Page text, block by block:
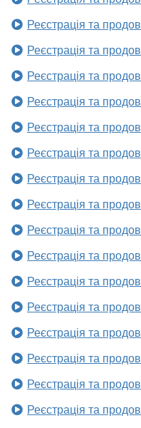
Реєстрація та
Реєстрація та
Реєстрація та
Реєстрація та
Реєстрація та
Реєстрація та
Реєстрація та
Реєстрація та
Реєстрація та
Реєстрація та
Реєстрація та
Реєстрація та
Реєстрація та
Реєстрація та
Реєстрація та
Реєстрація та